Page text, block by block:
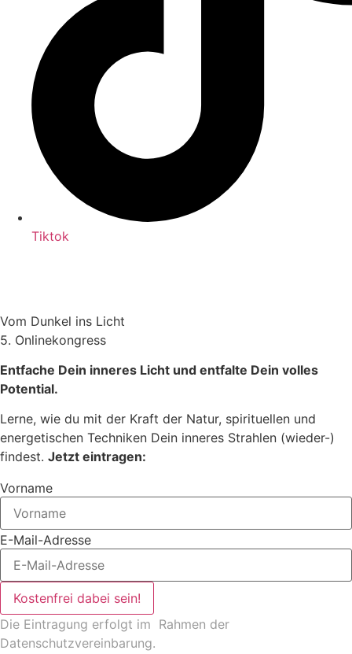
Tik­tok
Vom Dunkel ins Licht
5. Onlinekongress
Entfache Dein inneres Licht und entfalte Dein volles
Potential.
Lerne, wie du mit der Kraft der Natur, spirituellen und
energetischen Techniken Dein inneres Strahlen (wieder-)
findest. Jetzt eintragen:
Vorname
E-Mail-Adresse
Kostenfrei dabei sein!
Die Eintragung erfolgt im Rahmen der
Datenschutzvereinbarung.